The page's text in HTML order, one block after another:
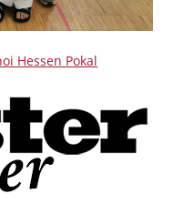
Hessen Pokal